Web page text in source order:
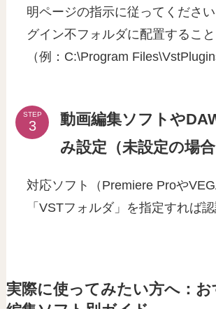
明ページの指示に従ってくださ
グイン不フォルダに配置すること
（例：C:\Program
STEP
動画編集ソフトや
み設定（未設定の場合
対応ソフト（Premiere Proや
「VSTフォルダ」を指定すれば認
実際に使ってみたい方へ：